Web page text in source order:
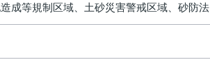
成等規制区域、土砂災害警戒区域、砂防法